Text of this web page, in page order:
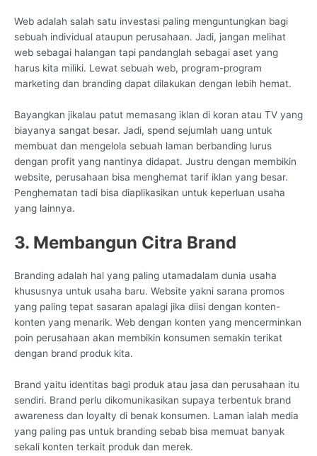
Web adalah salah satu investasi paling menguntungkan bagi
sebuah individual ataupun perusahaan. Jadi, jangan melihat
web sebagai halangan tapi pandanglah sebagai aset yang
harus kita miliki. Lewat sebuah web, program-program
marketing dan branding dapat dilakukan dengan lebih hemat.
Bayangkan jikalau patut memasang iklan di koran atau TV yang
biayanya sangat besar. Jadi, spend sejumlah uang untuk
membuat dan mengelola sebuah laman berbanding lurus
dengan profit yang nantinya didapat. Justru dengan membikin
website, perusahaan bisa menghemat tarif iklan yang besar.
Penghematan tadi bisa diaplikasikan untuk keperluan usaha
yang lainnya.
3. Membangun Citra Brand
Branding adalah hal yang paling utamadalam dunia usaha
khususnya untuk usaha baru. Website yakni sarana promos
yang paling tepat sasaran apalagi jika diisi dengan konten-
konten yang menarik. Web dengan konten yang mencerminkan
poin perusahaan akan membikin konsumen semakin terikat
dengan brand produk kita.
Brand yaitu identitas bagi produk atau jasa dan perusahaan itu
sendiri. Brand perlu dikomunikasikan supaya terbentuk brand
awareness dan loyalty di benak konsumen. Laman ialah media
yang paling pas untuk branding sebab bisa memuat banyak
sekali konten terkait produk dan merek.